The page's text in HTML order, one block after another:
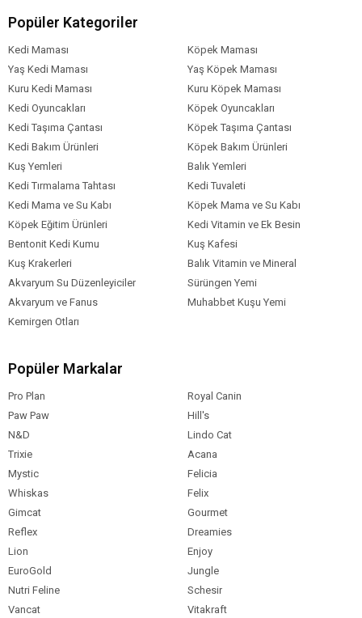
Popüler Kategoriler
Kedi Maması
Köpek Maması
Yaş Kedi Maması
Yaş Köpek Maması
Kuru Kedi Maması
Kuru Köpek Maması
Kedi Oyuncakları
Köpek Oyuncakları
Kedi Taşıma Çantası
Köpek Taşıma Çantası
Kedi Bakım Ürünleri
Köpek Bakım Ürünleri
Kuş Yemleri
Balık Yemleri
Kedi Tırmalama Tahtası
Kedi Tuvaleti
Kedi Mama ve Su Kabı
Köpek Mama ve Su Kabı
Köpek Eğitim Ürünleri
Kedi Vitamin ve Ek Besin
Bentonit Kedi Kumu
Kuş Kafesi
Kuş Krakerleri
Balık Vitamin ve Mineral
Akvaryum Su Düzenleyiciler
Sürüngen Yemi
Akvaryum ve Fanus
Muhabbet Kuşu Yemi
Kemirgen Otları
Popüler Markalar
Pro Plan
Royal Canin
Paw Paw
Hill's
N&D
Lindo Cat
Trixie
Acana
Mystic
Felicia
Whiskas
Felix
Gimcat
Gourmet
Reflex
Dreamies
Lion
Enjoy
EuroGold
Jungle
Nutri Feline
Schesir
Vancat
Vitakraft